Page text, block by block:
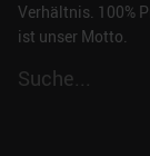
Verhältnis. 100%
ist unser Motto.